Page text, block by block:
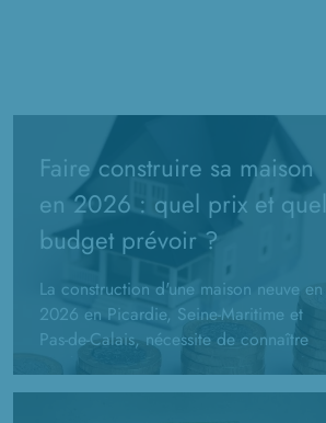
Faire construire sa maison
en 2026 : quel prix et quel
budget prévoir ?
La construction d'une maison neuve en
2026 en Picardie, Seine-Maritime et
Pas-de-Calais, nécessite de connaître
calculer ?